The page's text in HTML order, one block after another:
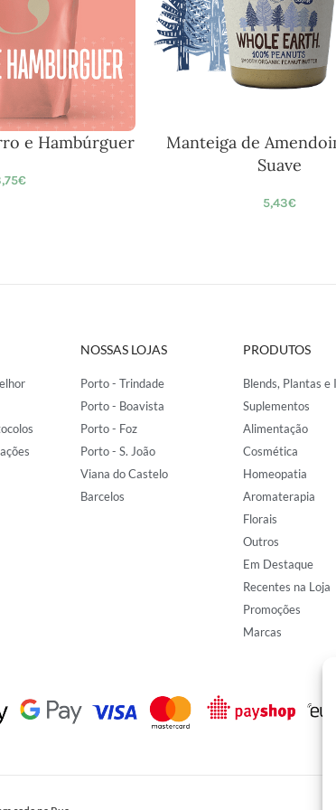
e Hambúrguer
€
Manteiga de
Suave
5,43€
NOSSAS LOJAS
Porto - Trindade
Porto - Boavista
Porto - Foz
Porto - S. João
Viana do Castelo
Barcelos
PRODUTOS
Blends, Plantas e
Suplementos
Alimentação
Cosmética
Homeopatia
Aromaterapia
Florais
Outros
Em Destaque
Recentes na Loja
Promoções
Marcas